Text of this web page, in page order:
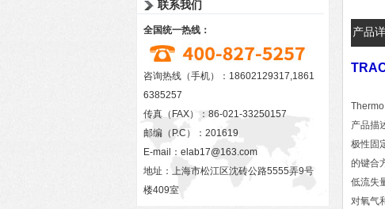
联系我们
全国统一热线：
咨询热线（手机）：18602129317,1861
6385257
传真（FAX）：86-021-33250157
邮编（P.C）：201619
E-mail： elab17@163.com
地址：上海市松江区沈砖公路5555弄9号
楼409室
产品
产品描
极性固
的键合
低流失
对氧气